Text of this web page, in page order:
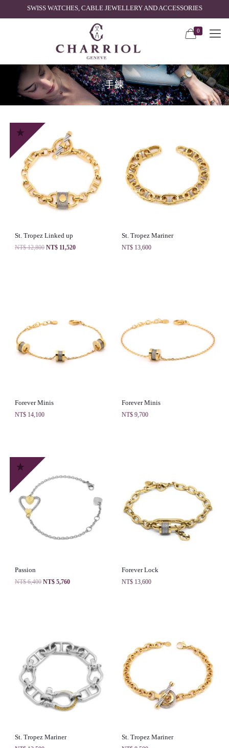
SWISS WATCHES, CABLE JEWELLERY AND ACCESSORIES
0
手鍊
St. Tropez Linked up
NT$12,800 NT$ 11,520
St. Tropez Mariner
NT$ 13,600
Forever Minis
NT$ 14,100
Forever Minis
NT$ 9,700
Passion
NT$6,400 NT$ 5,760
Forever Lock
NT$ 13,600
St. Tropez Mariner St. Tropez Mariner